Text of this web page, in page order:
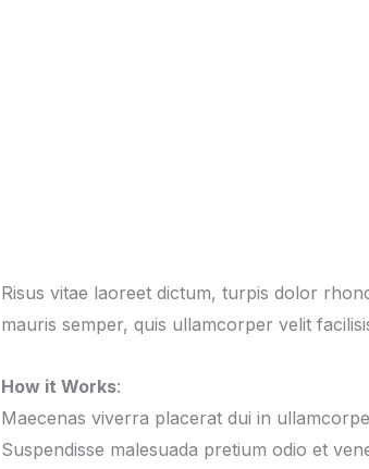
Risus vitae laoreet dictum, turpis dolor
mauris semper, quis ullamcorper velit
How it Works:
Maecenas viverra placerat dui in
Suspendisse malesuada pretium odio et